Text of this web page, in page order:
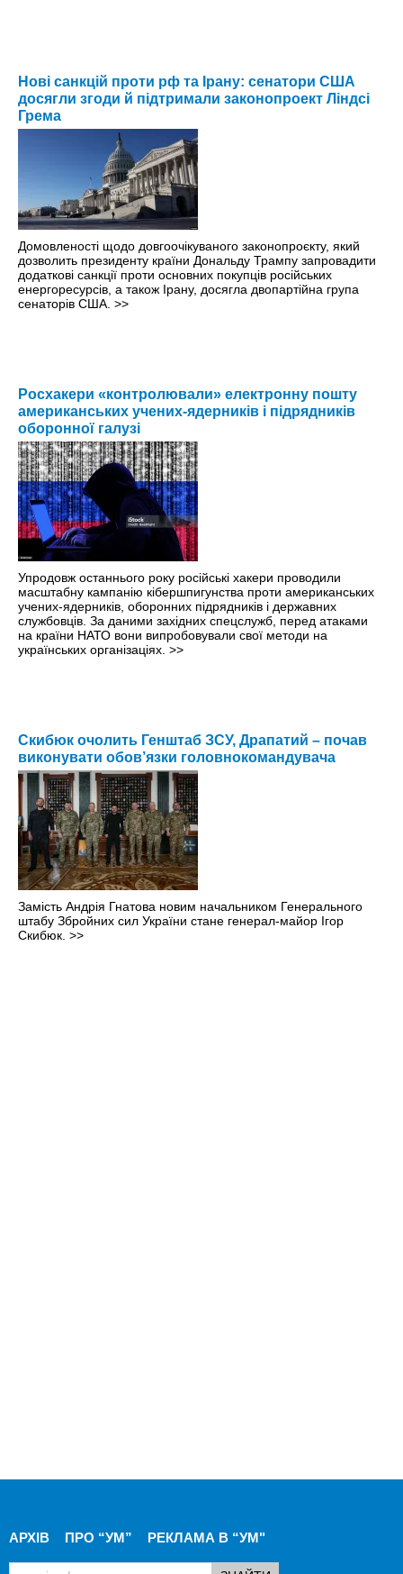
Нові санкцій проти рф та Ірану: сенатори США
досягли згоди й підтримали законопроект Ліндсі
Грема
Домовленості щодо довгоочікуваного законопроєкту, який
дозволить президенту країни Дональду Трампу запровадити
додаткові санкції проти основних покупців російських
енергоресурсів, а також Ірану, досягла двопартійна група
сенаторів США. >>
Росхакери «контролювали» електронну пошту
американських учених-ядерників і підрядників
оборонної галузі
Упродовж останнього року російські хакери проводили
масштабну кампанію кібершпигунства проти американських
учених-ядерників, оборонних підрядників і державних
службовців. За даними західних спецслужб, перед атаками
на країни НАТО вони випробовували свої методи на
українських організаціях. >>
Скибюк очолить Генштаб ЗСУ, Драпатий – почав
виконувати обов’язки головнокомандувача
Замість Андрія Гнатова новим начальником Генерального
штабу Збройних сил України стане генерал-майор Ігор
Скибюк. >>
АРХІВ ПРО “УМ” РЕКЛАМА В “УМ"